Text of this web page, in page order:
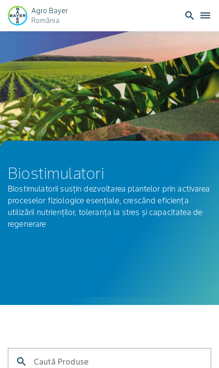
Agro Bayer
România
search dehaze
Biostimulatori
Biostimulatori
Biostimulatorii susțin dezvoltarea plantelor prin activarea
proceselor fiziologice esențiale, crescând eficiența
utilizării nutrienților, toleranța la stres și capacitatea de
regenerare
search Caută Produse